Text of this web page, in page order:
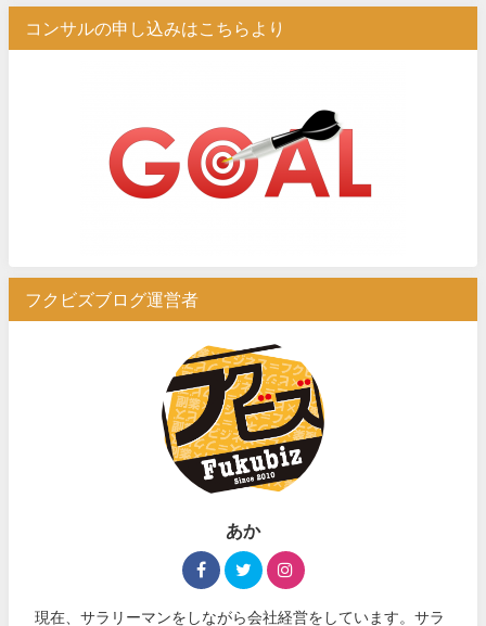
コンサルの申し込みはこちらより
フクビズブログ運営者
あか
現在、サラリーマンをしながら会社経営をしています。サラ